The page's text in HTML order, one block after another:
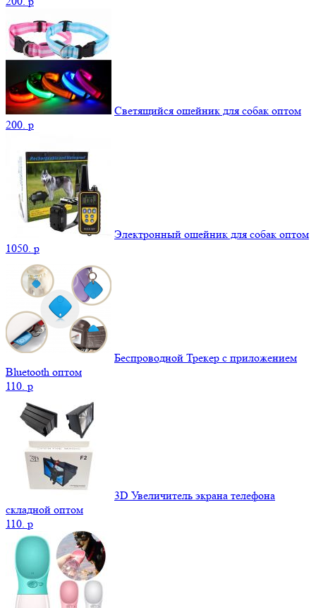
Светящийся ошейник для собак оптом
200. p
Электронный ошейник для собак оптом
1050. p
Беспроводной Трекер с приложением
Bluetooth оптом
110. p
3D Увеличитель экрана телефона
складной оптом
110. p